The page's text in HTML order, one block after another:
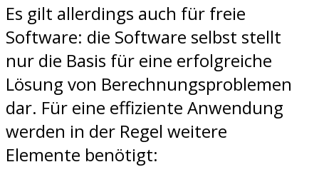
Es gilt allerdings auch für freie
Software: die Software selbst stellt
nur die Basis für eine erfolgreiche
Lösung von Berechnungsproblemen
dar. Für eine effiziente Anwendung
werden in der Regel weitere
Elemente benötigt: